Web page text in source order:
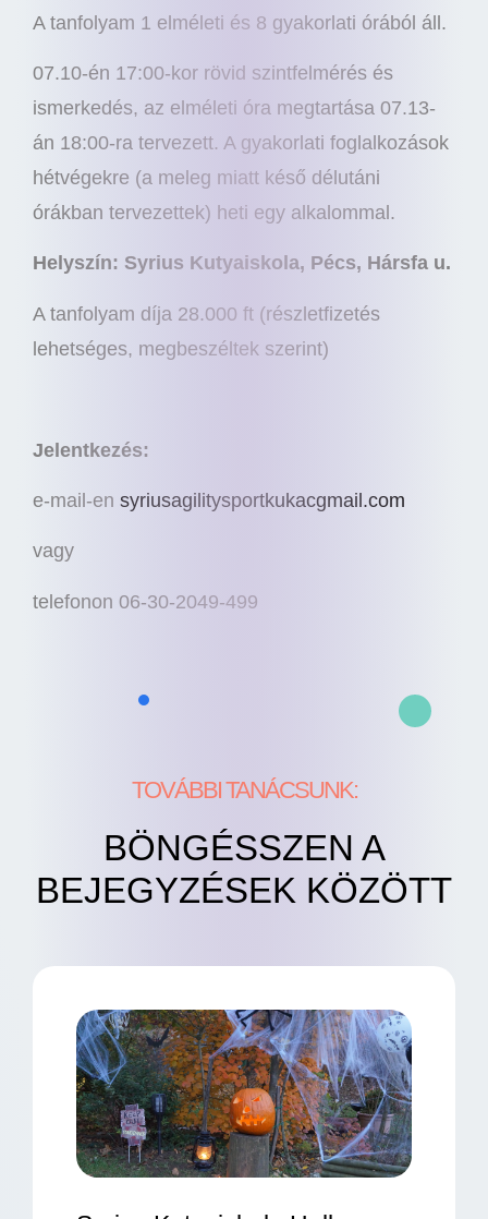
A tanfolyam 1 elméleti és 8 gyakorlati órából áll.
07.10-én 17:00-kor rövid szintfelmérés és
ismerkedés, az elméleti óra megtartása 07.13-
án 18:00-ra tervezett. A gyakorlati foglalkozások
hétvégekre (a meleg miatt késő délutáni
órákban tervezettek) heti egy alkalommal.
Helyszín: Syrius Kutyaiskola, Pécs, Hársfa u.
A tanfolyam díja 28.000 ft (részletfizetés
lehetséges, megbeszéltek szerint)
Jelentkezés:
e-mail-en syriusagilitysportkukacgmail.com
vagy
telefonon 06-30-2049-499
TOVÁBBI TANÁCSUNK:
BÖNGÉSSZEN A
BEJEGYZÉSEK KÖZÖTT